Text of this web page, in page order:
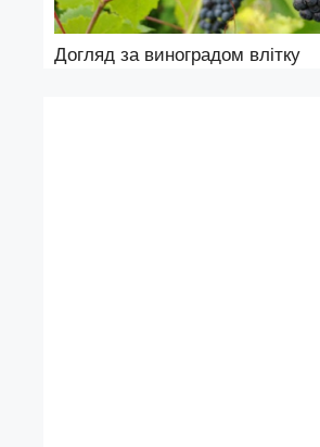
Догляд за виноградом влітку